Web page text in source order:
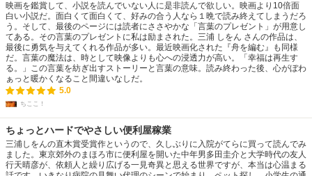
映画を鑑賞して、小説を読んでいない人に是非読んで欲しい。映画より10倍面
白い小説だ。面白くて面白くて、好みの合う人なら１晩で読み終えてしまうだろ
う。そして、最後のページには読者にささやかな「言葉のプレゼント」が用意し
てある。その言葉のプレゼントに私は励まされた。三浦 しをん さんの作品は、
最後に勇気を与えてくれる作品が多い。最近映画化された『舟を編む』も同様
だ。言葉の魔法は、時として映像よりも心への浸透力が高い。「幸福は再生す
る。」この言葉を紡ぎ出すストーリーと言葉の意味。読み終わった後、心がぼわ
ぁっと暖かくなること間違いなしだ。
5.0
ちここ！
ちょっとハードでやさしい便利屋稼業
三浦しをんの直木賞受賞作というので、久しぶりに入院がてらに買って読んでみ
ました。東京郊外のまほろ市に便利屋を開いた中年男多田圭介と大学時代の友人
行天晴彦が、依頼人と繰り広げる一見奇異と思える世界ですが、本当は心温まる